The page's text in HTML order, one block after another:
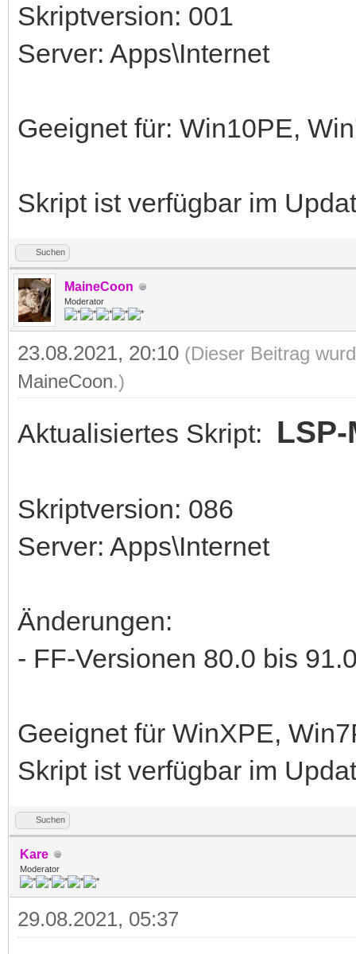
Skriptversion: 001
Server: Apps\Internet
Geeignet für: Win10PE,
Skript ist verfügbar im
Suchen
MaineCoon
Moderator
23.08.2021, 20:10 (Dieser Beitrag
MaineCoon.)
Aktualisiertes Skript:
Skriptversion: 086
Server: Apps\Internet
Änderungen:
- FF-Versionen 80.0 bis
Geeignet für WinXPE,
Skript ist verfügbar im
Suchen
Kare
Moderator
29.08.2021, 05:37